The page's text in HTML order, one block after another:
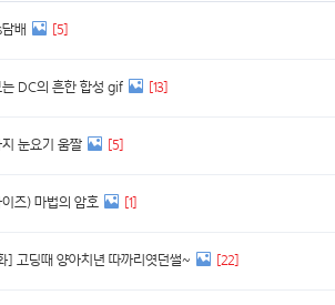
배 [5]
DC의 흔한 합성 gif [13]
눈요기 움짤 [5]
즈) 마법의 암호 [1]
] 고딩때 양아치년 따까리엿던썰~ [22]